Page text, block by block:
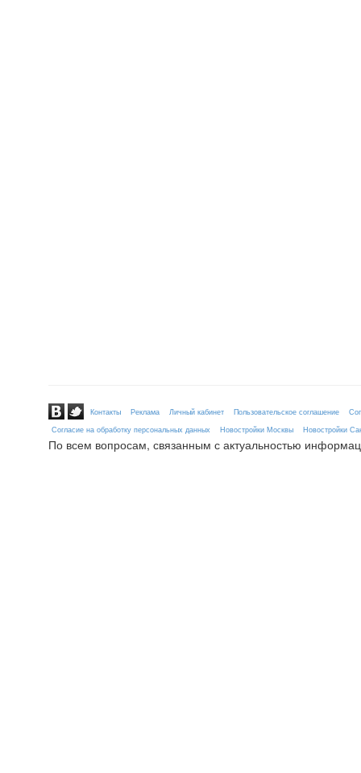
Контакты Реклама Личный кабинет Пользовательское соглашение
Согласие на обработку персональных данных
Новостройки Москвы Новостройки
По всем вопросам, связанным с актуальностью